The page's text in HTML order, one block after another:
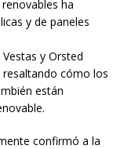
ha
y de paneles
y Orsted
cómo los
están
confirmó a la